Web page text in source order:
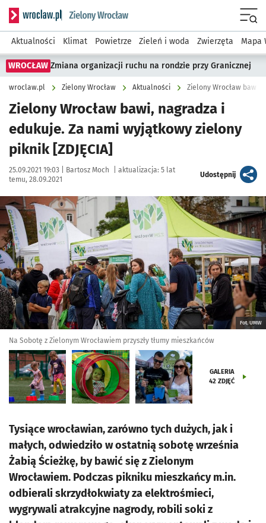
Serwis informacyjny wroclaw.pl podserwis: Środowisko we
Aktualności Klimat Powietrze Zieleń i woda Zwierzęta Mapa
WROCŁAW Zmiana organizacji ruchu na rondzie przy Granicznej
wroclaw.pl Zielony Wrocław Aktualności
Zielony Wrocław bawi, nagradza i
edukuje. Za nami wyjątkowy zielony
piknik [ZDJĘCIA]
Data publikacji:
25.09.2021 19:03 | Autor:
Bartosz Moch aktualizacja: 5 lat
temu, 28.09.2021
Udostępnijartykuł
Kliknij, aby zobaczyć galerię
Kliknij, aby powiększyć
Fot. UMW
Na Sobotę z Zielonym Wrocławiem przyszły tłumy mieszkańców
GALERIA
42 ZDJĘĆ
Tysiące wrocławian, zarówno tych dużych, jak i
małych, odwiedziło w ostatnią sobotę września
Żabią Ścieżkę, by bawić się z Zielonym
Wrocławiem. Podczas pikniku mieszkańcy m.in.
odbierali skrzydłokwiaty za elektrośmieci,
wygrywali atrakcyjne nagrody, robili soki z